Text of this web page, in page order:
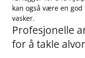
kan‍ også ⁣være en
vasker.
Profesjonelle
for å takle